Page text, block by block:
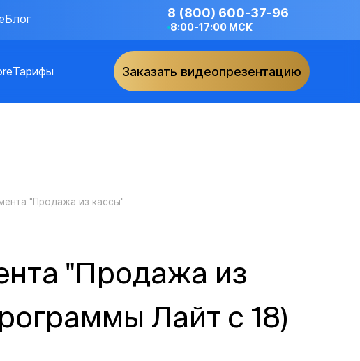
Блог 8 (800) 600-37-96
8:00-17:00 МСК
Тарифы Заказать видеопрезентацию
"Продажа из кассы"
"Продажа из
Лайт с 18)